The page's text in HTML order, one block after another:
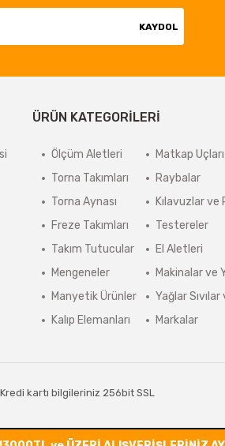
KAYDOL
ÜRÜN KATEGORİLERİ
Ölçüm Aletleri
Torna Takımları
Torna Aynası
Freze Takımları
Takım Tutucular
Mengeneler
Manyetik Ürünler
Kalıp Elemanları
Matkap Uçları
Raybalar
Kılavuzlar
Testereler
El Aletleri
Makinalar ve
Yağlar
Markalar
kartı bilgileriniz 256bit SSL